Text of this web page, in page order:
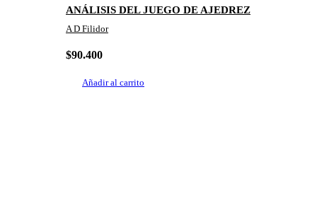
ANÁLISIS DEL JUEGO DE AJEDREZ
A D Filidor
$90.400
Añadir al carrito